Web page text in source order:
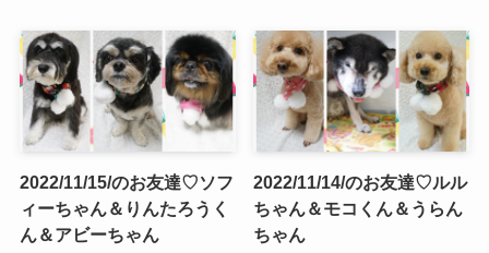
2022/11/15/のお友達♡ソフ
ィーちゃん＆りんたろうく
ん＆アビーちゃん
2022/11/14/のお友達♡ルル
ちゃん＆モコくん＆うらん
ちゃん